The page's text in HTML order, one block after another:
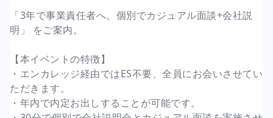
「3年で事業責任者へ。個別でカジュアル面談+会社説
明」 をご案内。
【本イベントの特徴】
・エンカレッジ経由ではES不要、全員にお会いさせてい
ただきます。
・年内で内定お出しすることが可能です。